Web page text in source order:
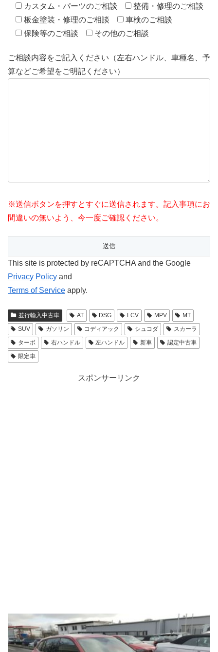
カスタム・パーツのご相談
整備・修理のご相談
板金塗装・修理のご相談
車検のご相談
保険等のご相談
その他のご相談
ご相談内容をご記入ください（左右ハンドル、車種名、予
算などご希望をご明記ください）
※送信ボタンを押すとすぐに送信されます。記入事項にお
間違いの無いよう、今一度ご確認ください。
This site is protected by reCAPTCHA and the Google
Privacy Policy and
Terms of Service apply.
並行輸入中古車 AT DSG LCV MPV
MT
SUV
ガソリン コディアック シュコダ
スカーラ
ターボ
右ハンドル 左ハンドル 新車
認定中古車
限定車
スポンサーリンク